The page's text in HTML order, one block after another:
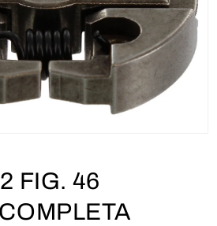
FIG. 46